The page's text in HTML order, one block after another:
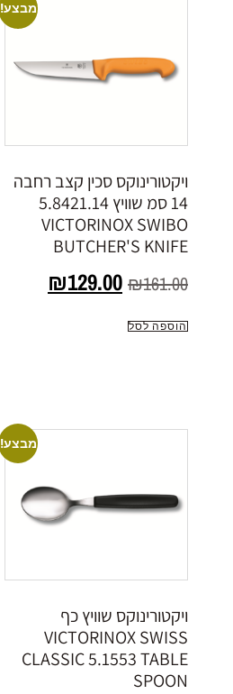
מבצע!
ויקטורינוקס סכין קצב רחבה
14 סמ שוויץ 5.8421.14
VICTORINOX SWIBO
BUTCHER'S KNIFE
₪161.00
₪129.00
הוספה לסל
מבצע!
ויקטורינוקס שוויץ כף
VICTORINOX SWISS
CLASSIC 5.1553 TABLE
SPOON